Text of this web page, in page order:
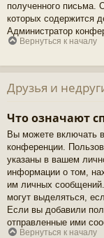
полученного письма.
которых содержится
Администратор
Вернуться к началу
Друзья и
Что означают
Вы можете включать
конференции.
указаны в вашем
информации о том,
им личных
могут выделяться,
Если вы добавили
отправленные ими
Вернуться к началу